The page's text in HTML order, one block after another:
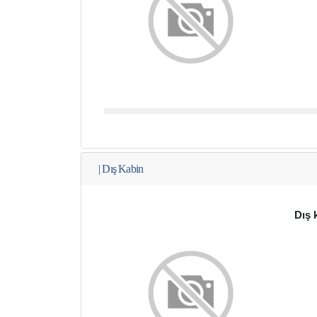
|Dış Kabin
Dış